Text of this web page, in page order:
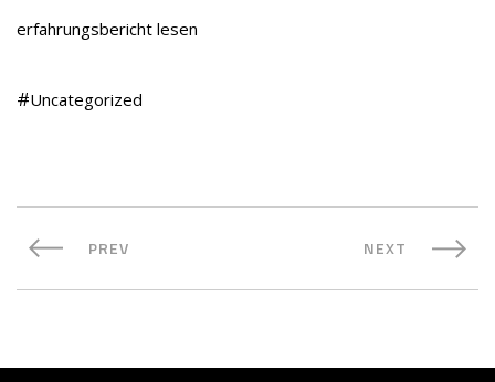
erfahrungsbericht lesen
Uncategorized
PREV NEXT